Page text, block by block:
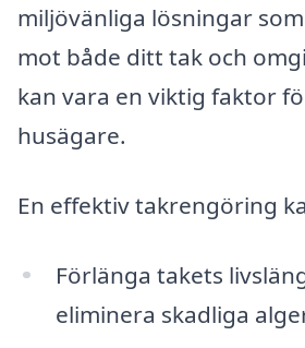
miljövänliga lösningar
mot både ditt tak och
kan vara en viktig faktor
husägare.
En effektiv takrengöring
Förlänga takets
eliminera skadliga